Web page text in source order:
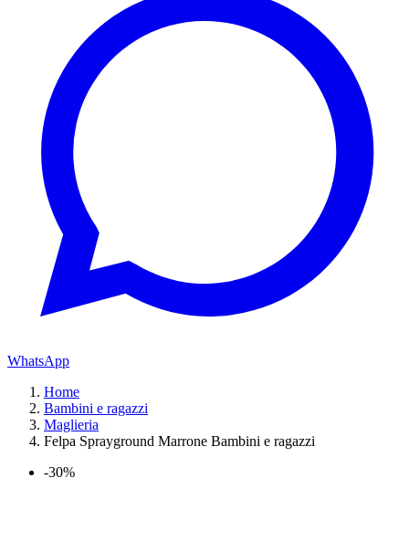
WhatsApp
Home
Bambini e ragazzi
Maglieria
Felpa Sprayground Marrone Bambini e ragazzi
-30%